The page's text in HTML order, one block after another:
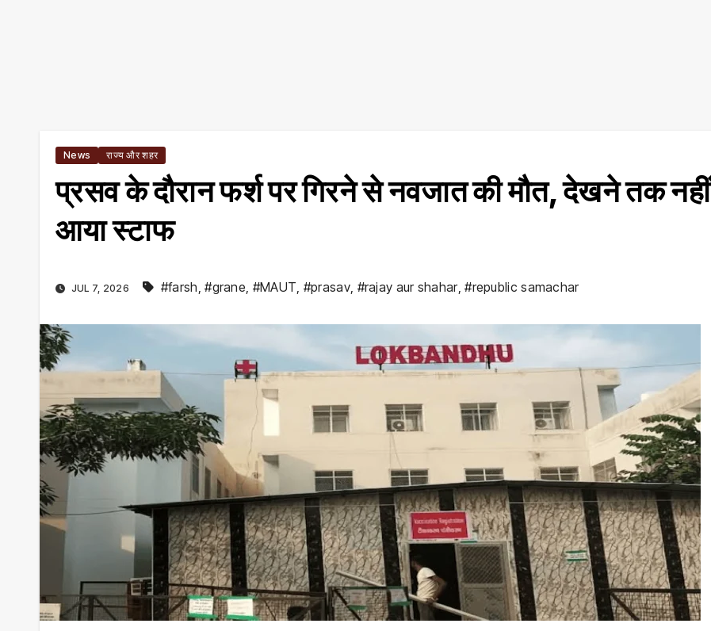
News राज्य और शहर
प्रसव के दौरान फर्श पर गिरने से नवजात की मौत, देखने तक नहीं
आया स्टाफ
JUL 7, 2026 #farsh,#grane, #MAUT, #prasav, #rajay aur shahar,#republic samachar